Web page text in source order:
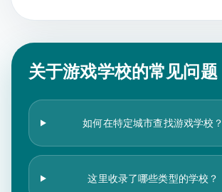
关于游戏学校的常见问题
如何在特定城市查找游戏学校？
这里收录了哪些类型的学校？